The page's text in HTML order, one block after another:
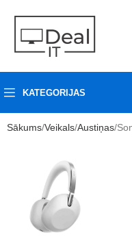
KATEGORIJAS
Sākums Veikals Austiņas